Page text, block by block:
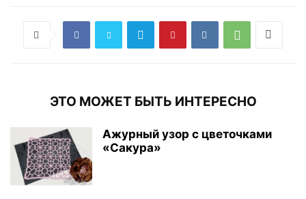
ЭТО МОЖЕТ БЫТЬ ИНТЕРЕСНО
Ажурный узор с цветочками
«Сакура»